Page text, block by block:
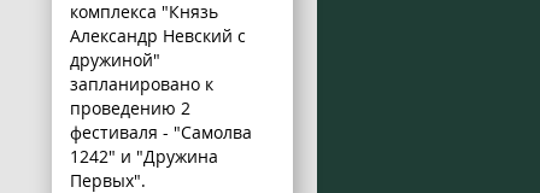
комплекса "Князь
Александр Невский с
дружиной"
запланировано к
проведению 2
фестиваля - "Самолва
1242" и "Дружина
Первых".